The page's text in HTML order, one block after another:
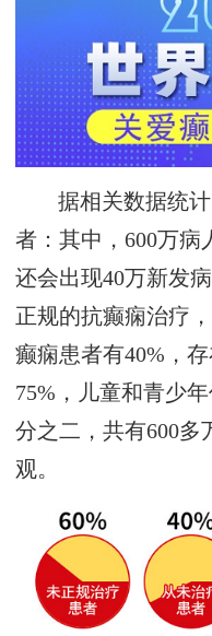
据相关数据统
者：其中，600万病
还会出现40万新发
正规的抗癫痫治疗
癫痫患者有40%，
75%，儿童和青少
分之二，共有600多
观。